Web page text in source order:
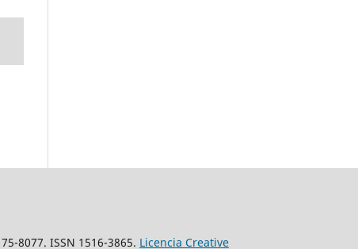
8077. ISSN 1516-3865. Licencia Creative